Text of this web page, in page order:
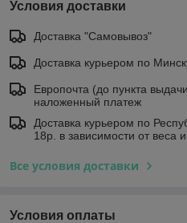
Условия доставки
Доставка "Самовывоз"
Доставка курьером по
Европочта (до пункта
наложенный платеж
Доставка курьером по
18р. в зависимости от веса
Все условия доставки
Условия оплаты